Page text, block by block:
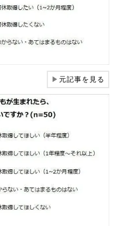
▶元記事を見る